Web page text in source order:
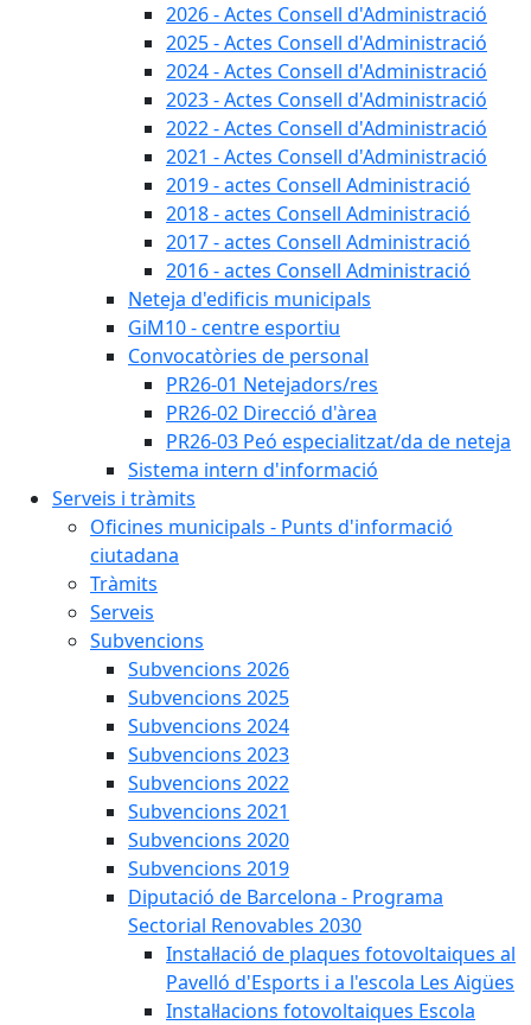
2026 - Actes Consell d'Administració
2025 - Actes Consell d'Administració
2024 - Actes Consell d'Administració
2023 - Actes Consell d'Administració
2022 - Actes Consell d'Administració
2021 - Actes Consell d'Administració
2019 - actes Consell Administració
2018 - actes Consell Administració
2017 - actes Consell Administració
2016 - actes Consell Administració
Neteja d'edificis municipals
GiM10 - centre esportiu
Convocatòries de personal
PR26-01 Netejadors/res
PR26-02 Direcció d'àrea
PR26-03 Peó especialitzat/da de neteja
Sistema intern d'informació
Serveis i tràmits
Oficines municipals - Punts d'informació
ciutadana
Tràmits
Serveis
Subvencions
Subvencions 2026
Subvencions 2025
Subvencions 2024
Subvencions 2023
Subvencions 2022
Subvencions 2021
Subvencions 2020
Subvencions 2019
Diputació de Barcelona - Programa
Sectorial Renovables 2030
Instal·lació de plaques fotovoltaiques al
Pavelló d'Esports i a l'escola Les Aigües
Instal·lacions fotovoltaiques Escola